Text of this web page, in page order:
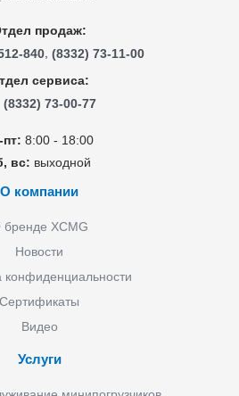
продаж:
840, (8332) 73-11-00
сервиса:
(8332) 73-00-77
пт: 8:00 - 18:00
вс: выходной
О компании
XCMG
Новости
конфиденциальности
Сертификаты
Видео
Услуги